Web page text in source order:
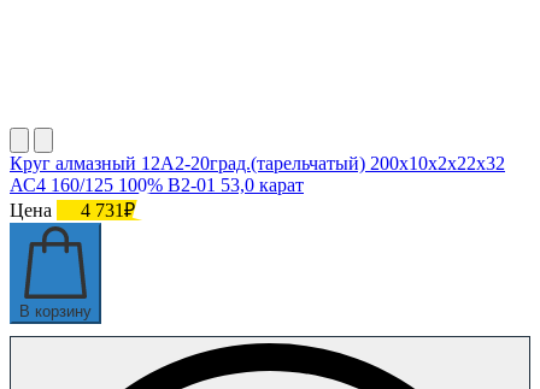
Круг алмазный 12А2-20град.(тарельчатый) 200х10х2х22х32
АС4 160/125 100% В2-01 53,0 карат
Цена
4 731₽
В корзину